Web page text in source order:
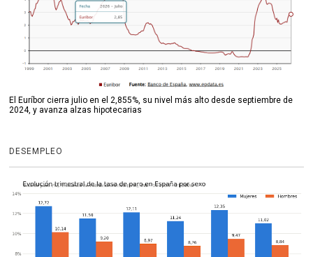
El Euríbor cierra julio en el 2,855%, su nivel más alto desde septiembre de
2024, y avanza alzas hipotecarias
DESEMPLEO